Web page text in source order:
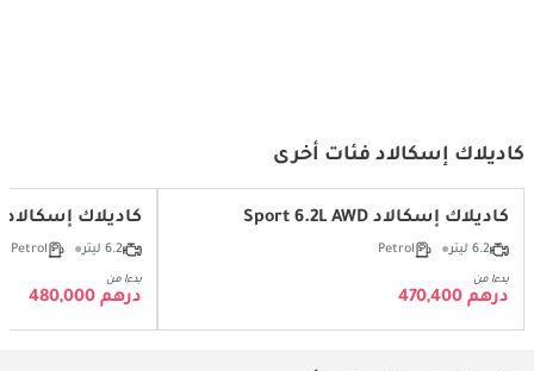
كاديلاك إسكالاد فئات أخرى
كاديلاك إسكالاد Sport 6.2L AWD
6.2 ليتر Petrol
بدءا من
درهم 470,400
كاديلاك إسكالاد Premium Luxury 6.2L AWD
6.2 ليتر Petrol
بدءا من
درهم 480,000